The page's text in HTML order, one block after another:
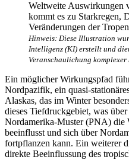
Weltweite Auswirkungen
kommt es zu Starkregen,
Veränderungen der
Hinweis: Diese Illustration
Intelligenz (KI) erstellt und
Veranschaulichung
Ein möglicher Wirkungspfad
Nordpazifik, ein quasi-
Alaskas, das im Winter
dieses Tiefdruckgebiet, was
Nordamerika-Muster (PNA) die
beeinflusst und sich über
fortpflanzen kann. Ein weiterer
direkte Beeinflussung des